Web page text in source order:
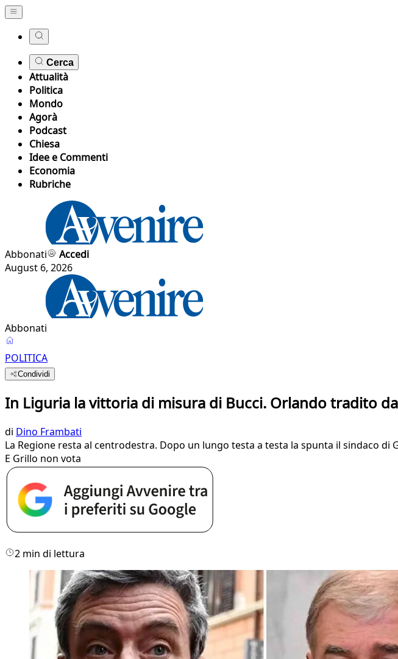
Cerca
Attualità
Politica
Mondo
Agorà
Podcast
Chiesa
Idee e Commenti
Economia
Rubriche
Abbonati
Accedi
August 6, 2026
Abbonati
POLITICA
Condividi
In Liguria la vittoria di misura di Bucci. Orlando tradito
di Dino Frambati
La Regione resta al centrodestra. Dopo un lungo testa a testa la spunta il sindaco di
E Grillo non vota
2 min di lettura